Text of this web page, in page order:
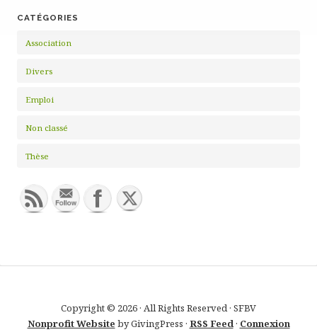
CATÉGORIES
Association
Divers
Emploi
Non classé
Thèse
Copyright © 2026 · All Rights Reserved · SFBV
Nonprofit Website by GivingPress · RSS Feed· Connexion